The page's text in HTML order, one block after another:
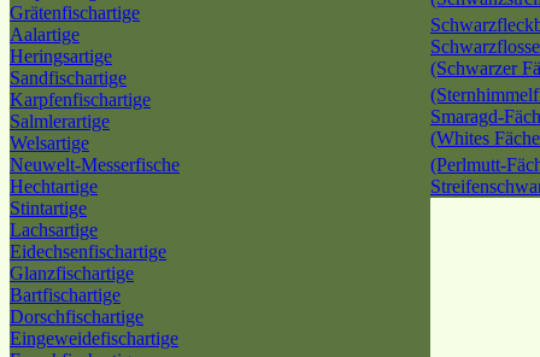
Grätenfischartige
Aalartige
Heringsartige
Sandfischartige
Karpfenfischartige
Salmlerartige
Welsartige
Neuwelt-Messerfische
Hechtartige
Stintartige
Lachsartige
Eidechsenfischartige
Glanzfischartige
Bartfischartige
Dorschfischartige
Eingeweidefischartige
(Schwarzer
Smaragd-
(Whites
(Perlmutt-